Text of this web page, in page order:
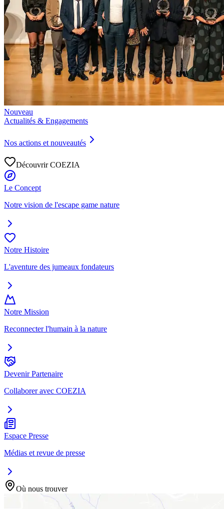
Nouveau
Actualités & Engagements
Nos actions et nouveautés
Découvrir COEZIA
Le Concept
Notre vision de l'escape game nature
Notre Histoire
L'aventure des jumeaux fondateurs
Notre Mission
Reconnecter l'humain à la nature
Devenir Partenaire
Collaborer avec COEZIA
Espace Presse
Médias et revue de presse
Où nous trouver